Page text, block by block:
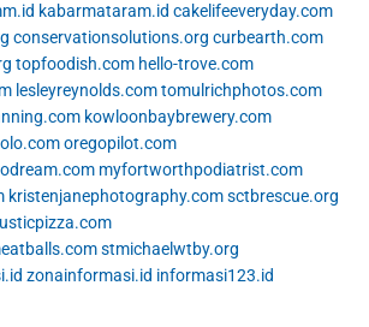
kabarmataram.id cakelifeeveryday.com
conservationsolutions.org curbearth.com
topfoodish.com hello-trove.com
lesleyreynolds.comtomulrichphotos.com
kowloonbaybrewery.com
oregopilot.com
myfortworthpodiatrist.com
kristenjanephotography.comsctbrescue.org
stmichaelwtby.org
zonainformasi.id informasi123.id